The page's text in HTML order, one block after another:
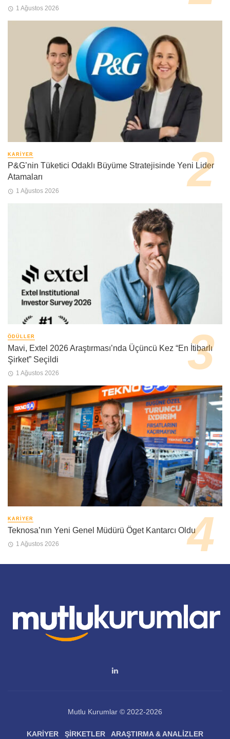
1 Ağustos 2026
KARIYER
P&G’nin Tüketici Odaklı Büyüme Stratejisinde Yeni Lider
Atamaları
1 Ağustos 2026
ÖDÜLLER
Mavi, Extel 2026 Araştırması’nda Üçüncü Kez “En İtibarlı
Şirket” Seçildi
1 Ağustos 2026
KARIYER
Teknosa’nın Yeni Genel Müdürü Öget Kantarcı Oldu
1 Ağustos 2026
Mutlu Kurumlar © 2022-2026
KARIYER ŞIRKETLER ARAŞTIRMA & ANALIZLER